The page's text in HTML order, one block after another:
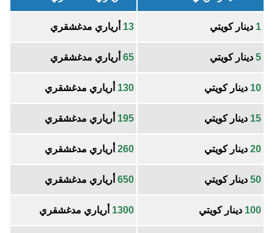
1 دينار كويتي 13 أرياري مدغشقري
5 دينار كويتي 65 أرياري مدغشقري
10 دينار كويتي 130 أرياري مدغشقري
15 دينار كويتي 195 أرياري مدغشقري
20 دينار كويتي 260 أرياري مدغشقري
50 دينار كويتي 650 أرياري مدغشقري
100 دينار كويتي 1300 أرياري مدغشقري